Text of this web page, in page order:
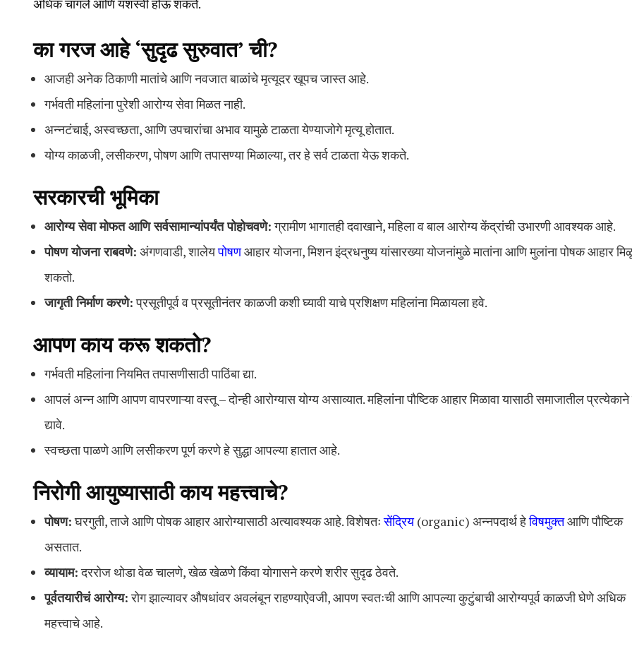
अधिक चांगले आणि यशस्वी होऊ शकते.
का गरज आहे ‘सुदृढ सुरुवात’ ची?
आजही अनेक ठिकाणी मातांचे आणि नवजात बाळांचे मृत्यूदर खूपच जास्त आहे.
गर्भवती महिलांना पुरेशी आरोग्य सेवा मिळत नाही.
अन्नटंचाई, अस्वच्छता, आणि उपचारांचा अभाव यामुळे टाळता येण्याजोगे मृत्यू होतात.
योग्य काळजी, लसीकरण, पोषण आणि तपासण्या मिळाल्या, तर हे सर्व टाळता येऊ शकते.
सरकारची भूमिका
आरोग्य सेवा मोफत आणि सर्वसामान्यांपर्यंत पोहोचवणे:ग्रामीण भागातही दवाखाने, महिला व बाल आरोग्य केंद्रांची उभारणी आवश्यक आहे.
पोषण योजना राबवणे: अंगणवाडी, शालेयपोषणआहार योजना, मिशन इंद्रधनुष्य यांसारख्या योजनांमुळे मातांना आणि मुलांना पोषक आहार
शकतो.
जागृती निर्माण करणे:प्रसूतीपूर्व व प्रसूतीनंतर काळजी कशी घ्यावी याचे प्रशिक्षण महिलांना मिळायला हवे.
आपण काय करू शकतो?
गर्भवती महिलांना नियमित तपासणीसाठी पाठिंबा द्या.
आपलं अन्न आणि आपण वापरणाऱ्या वस्तू – दोन्ही आरोग्यास योग्य असाव्यात. महिलांना पौष्टिक आहार मिळावा यासाठी समाजातील प्रत्येकाने
द्यावे.
स्वच्छता पाळणे आणि लसीकरण पूर्ण करणे हे सुद्धा आपल्या हातात आहे.
निरोगी आयुष्यासाठी काय महत्त्वाचे?
पोषण:घरगुती, ताजे आणि पोषक आहार आरोग्यासाठी अत्यावश्यक आहे. विशेषतःसेंद्रिय(organic) अन्नपदार्थ हेविषमुक्तआणि पौष्टिक
असतात.
व्यायाम:दररोज थोडा वेळ चालणे, खेळ खेळणे किंवा योगासने करणे शरीर सुदृढ ठेवते.
पूर्वतयारीचं आरोग्य:रोग झाल्यावर औषधांवर अवलंबून राहण्याऐवजी, आपण स्वतःची आणि आपल्या कुटुंबाची आरोग्यपूर्व काळजी घेणे अधिक
महत्त्वाचे आहे.